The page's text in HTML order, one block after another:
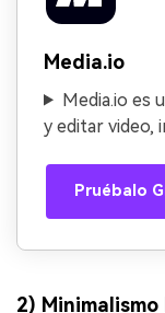
Media.io
Media.io es
y editar video,
Pruébalo
2)